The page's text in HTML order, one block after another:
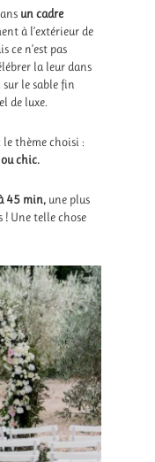
un cadre
à l’extérieur de
ce n’est pas
la leur dans
le sable fin
de luxe.
thème choisi :
chic.
45 min, une plus
Une telle chose